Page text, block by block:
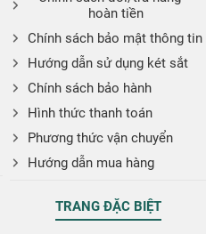
hoàn tiền
Chính sách bảo mật thông tin
Hướng dẫn sử dụng két sắt
Chính sách bảo hành
Hình thức thanh toán
Phương thức vận chuyển
Hướng dẫn mua hàng
TRANG ĐẶC BIỆT